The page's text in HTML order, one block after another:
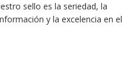
sello es la seriedad, la
y la excelencia en el